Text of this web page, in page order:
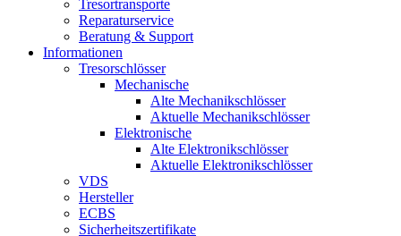
Tresortransporte
Reparaturservice
Beratung & Support
Informationen
Tresorschlösser
Mechanische
Alte Mechanikschlösser
Aktuelle Mechanikschlösser
Elektronische
Alte Elektronikschlösser
Aktuelle Elektronikschlösser
VDS
Hersteller
ECBS
Sicherheitszertifikate